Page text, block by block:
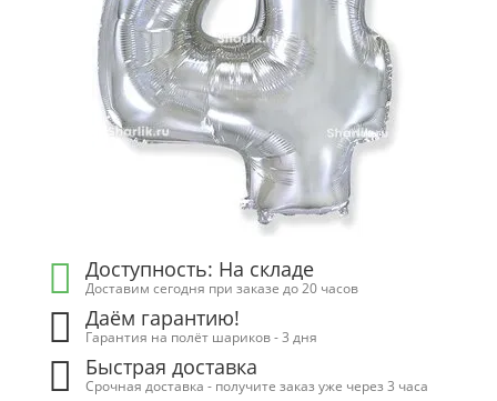
Доступность: На складе
Доставим сегодня при заказе до 20 часов
Даём гарантию!
Гарантия на полёт шариков - 3 дня
Быстрая доставка
Срочная доставка - получите заказ уже через 3 часа